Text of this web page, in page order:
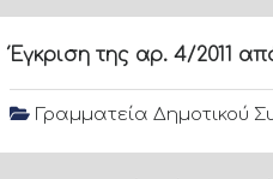
Έγκριση της αρ. 4/2011
Γραμματεία Δημοτικού